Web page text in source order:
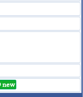
new